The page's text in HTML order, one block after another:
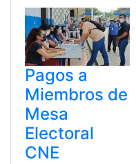
Pagos a
Miembros de
Mesa
Electoral
CNE